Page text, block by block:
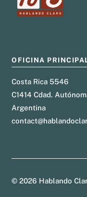
OFICINA
Costa Rica 5546
C1414 Cdad.
Argentina
© 2026 Hablando